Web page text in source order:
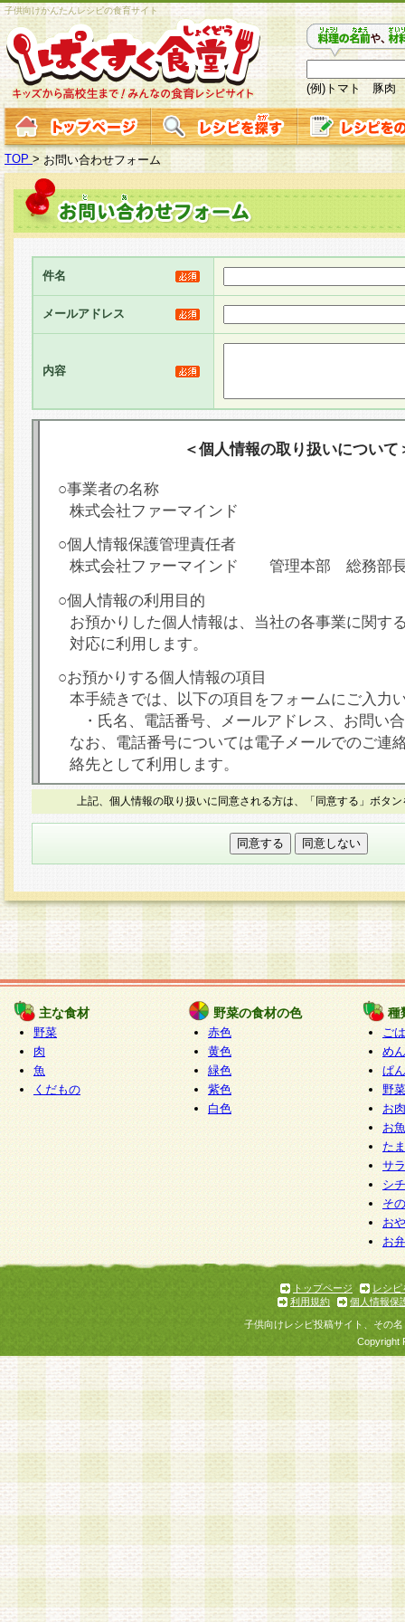
子供向けかんたんレシピの食育サイト
(例)トマト 豚肉
TOP > お問い合わせフォーム
件名
メールアドレス
内容
＜個人情報の取り扱いについて
○事業者の名称
株式会社ファーマインド
○個人情報保護管理責任者
株式会社ファーマインド 管理本部 総務部
○個人情報の利用目的
お預かりした個人情報は、当社の各事業に関す
対応に利用します。
○お預かりする個人情報の項目
本手続きでは、以下の項目をフォームにご入力
・氏名、電話番号、メールアドレス、お問い
なお、電話番号については電子メールでのご連
絡先として利用します。
○本人が容易に認識できない方法による個人情報
本フォームでは、セッション管理のためCookie
○個人情報の第三者提供について
力いただく個人情報は第三者に提供しません。
○個人情報の委託について
個人情報の取り扱いを外部に委託する場合は、
情報管理基準を満たす企業を選定して委託を行
が行われるよう監督します。
○開示対象個人情報の開示等および問い合わせ窓口
本人からの求めにより、当社が本件により取得
報の利用目的の通知・開示・内容の訂正・追加
停止・消去及び第三者への提供の禁止（以下、
といいます。）に応じます。
開示等に応じる窓口は以下になります。
ぱくすく食堂個人情報お客様相談窓口 paku-
m
個人情報を与えることは任意ですが、個人情報
意をいただけない場合には、当社のサービスの
お問い合わせ・ご相談への対応ができない場合
上記、個人情報の取り扱いに同意される方は、「同意する」ボタ
主な食材
野菜
肉
魚
くだもの
野菜の食材の色
赤色
黄色
緑色
紫色
白色
種
ご
めん
ぱん
野
お
お
た
サ
シ
そ
お
お
トップページ
レシピ
利用規約
個人情報保
子供向けレシピ投稿サイト、その
Copyright